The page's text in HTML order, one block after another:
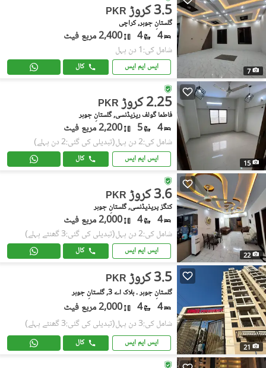
7
PKR 3.5 کروڑ
گلستانِ جوہر, کراچی
4
4 2,400 مربع فیٹ
شامل کی:1 دن پہل
ایس ایم ایس کال
15
PKR 2.25 کروڑ
فاطما گولف ریزیڈنسی, گلستانِ جوہر
4
5 2,200 مربع فیٹ
شامل کی:2 دن پہل (تبدیلی کی گئی:2 دن پہلے)
ایس ایم ایس کال
22
PKR 3.6 کروڑ
کنگز پریذیڈنسی, گلستانِ جوہر
4
4 2,000 مربع فیٹ
شامل کی:2 دن پہل (تبدیلی کی گئی:3 گھنٹے پہلے)
ایس ایم ایس کال
21
PKR 3.5 کروڑ
گلستانِِ جوہر ۔ بلاک اے 3, گلستانِ جوہر
4
4 2,000 مربع فیٹ
شامل کی:3 دن پہل (تبدیلی کی گئی:3 گھنٹے پہلے)
ایس ایم ایس کال